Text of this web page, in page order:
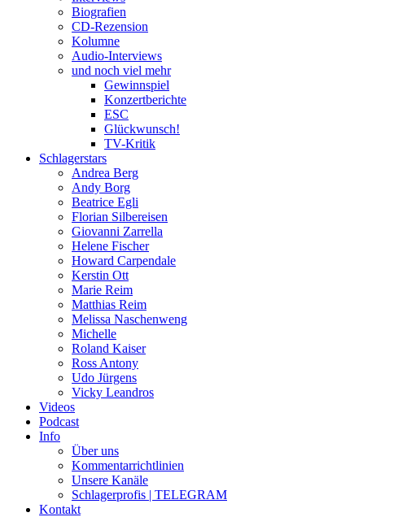
Biografien
CD-Rezension
Kolumne
Audio-Interviews
und noch viel mehr
Gewinnspiel
Konzertberichte
ESC
Glückwunsch!
TV-Kritik
Schlagerstars
Andrea Berg
Andy Borg
Beatrice Egli
Florian Silbereisen
Giovanni Zarrella
Helene Fischer
Howard Carpendale
Kerstin Ott
Marie Reim
Matthias Reim
Melissa Naschenweng
Michelle
Roland Kaiser
Ross Antony
Udo Jürgens
Vicky Leandros
Videos
Podcast
Info
Über uns
Kommentarrichtlinien
Unsere Kanäle
Schlagerprofis | TELEGRAM
Kontakt